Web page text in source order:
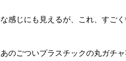
感じにも見えるが、これ、すごく
のごついプラスチックの丸ガチ